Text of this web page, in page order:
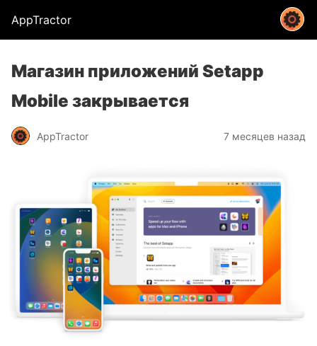
AppTractor
Магазин приложений Setapp
Mobile закрывается
AppTractor 7 месяцев назад